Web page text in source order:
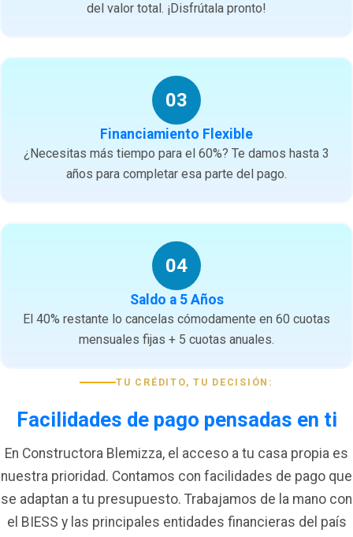
del valor total. ¡Disfrútala pronto!
03
Financiamiento Flexible
¿Necesitas más tiempo para el 60%? Te damos hasta 3
años para completar esa parte del pago.
04
Saldo a 5 Años
El 40% restante lo cancelas cómodamente en 60 cuotas
mensuales fijas + 5 cuotas anuales.
TU CRÉDITO, TU DECISIÓN:
Facilidades de pago pensadas en ti
En Constructora Blemizza, el acceso a tu casa propia es
nuestra prioridad. Contamos con facilidades de pago que
se adaptan a tu presupuesto. Trabajamos de la mano con
el BIESS y las principales entidades financieras del país